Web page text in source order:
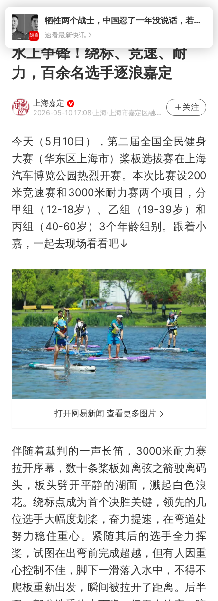
打开牺牲两个战士，中国忍了一年没说话，若菲律宾死了人，他会开战吗
速看最新快讯
水上争锋！绕标、竞速、耐
力，百余名选手逐浪嘉定
上海嘉定
2026-05-10 17:08·上海·上海市嘉定区融媒体中心
关注
今天（5月10日），第二届全国全民健身
大赛（华东区上海市）桨板选拔赛在上海
汽车博览公园热烈开赛。本次比赛设200
米竞速赛和3000米耐力赛两个项目，分
甲组（12-18岁）、乙组（19-39岁）和
丙组（40-60岁）3个年龄组别。跟着小
嘉，一起去现场看看吧↓
打开网易新闻 查看更多图片
伴随着裁判的一声长笛，3000米耐力赛
拉开序幕，数十条桨板如离弦之箭驶离码
头，板头劈开平静的湖面，溅起白色浪
花。绕标点成为首个决胜关键，领先的几
位选手大幅度划桨，奋力提速，在弯道处
努力稳住重心。紧随其后的选手全力挥
桨，试图在出弯前完成超越，但有人因重
心控制不佳，脚下一滑落入水中，不得不
爬板重新出发，瞬间被拉开了距离。后半